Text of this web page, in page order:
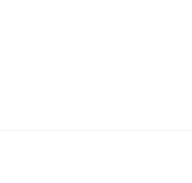
доставку продукции для самых